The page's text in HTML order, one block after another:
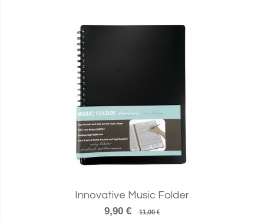
Innovative Music Folder
9,90 €
11,00 €